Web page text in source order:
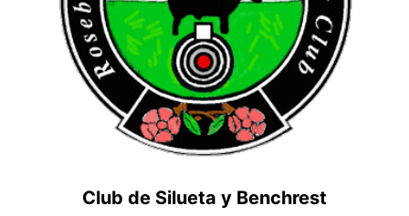
Club de Silueta y Benchrest